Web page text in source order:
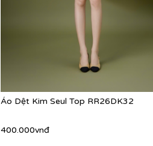
Áo Dệt Kim Seul Top RR26DK32
400.000vnđ